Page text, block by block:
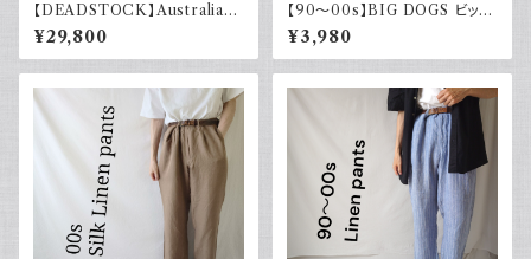
【DEADSTOCK】Australian
army オーストラリア軍 グルカ
ショーツ 40s デッドストック フ
ラッシャー付き ユーロヴィンテ
44年製
¥29,800
【90～00s】BIG DOGS ビッグ
ドッグス ポロシャツ ワンポイン
ト 刺繍入り
¥3,980